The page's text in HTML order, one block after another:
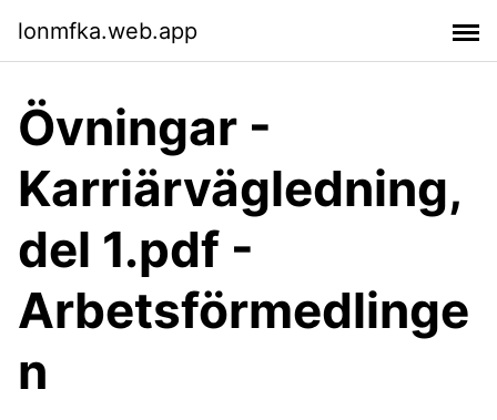
lonmfka.web.app
Övningar -
Karriärvägledning,
del 1.pdf -
Arbetsförmedlinge
n